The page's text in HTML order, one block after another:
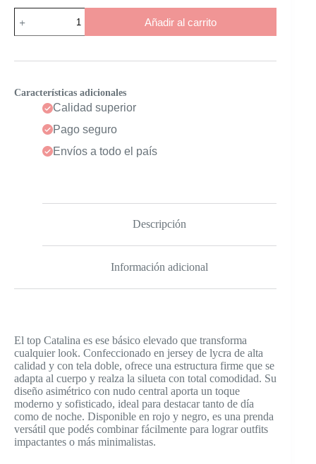
Catalina
cantidad
Añadir al carrito
Características adicionales
Calidad superior
Pago seguro
Envíos a todo el país
Descripción
Información adicional
El top Catalina es ese básico elevado que transforma
cualquier look. Confeccionado en jersey de lycra de alta
calidad y con tela doble, ofrece una estructura firme que se
adapta al cuerpo y realza la silueta con total comodidad. Su
diseño asimétrico con nudo central aporta un toque
moderno y sofisticado, ideal para destacar tanto de día
como de noche. Disponible en rojo y negro, es una prenda
versátil que podés combinar fácilmente para lograr outfits
impactantes o más minimalistas.